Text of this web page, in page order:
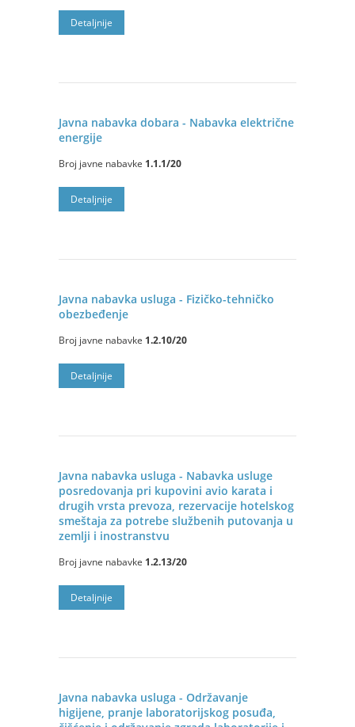
Detaljnije
Javna nabavka dobara - Nabavka električne
energije
Broj javne nabavke 1.1.1/20
Detaljnije
Javna nabavka usluga - Fizičko-tehničko
obezbeđenje
Broj javne nabavke 1.2.10/20
Detaljnije
Javna nabavka usluga - Nabavka usluge
posredovanja pri kupovini avio karata i
drugih vrsta prevoza, rezervacije hotelskog
smeštaja za potrebe službenih putovanja u
zemlјi i inostranstvu
Broj javne nabavke 1.2.13/20
Detaljnije
Javna nabavka usluga - Оdržavanje
higijene, pranje laboratorijskog posuđa,